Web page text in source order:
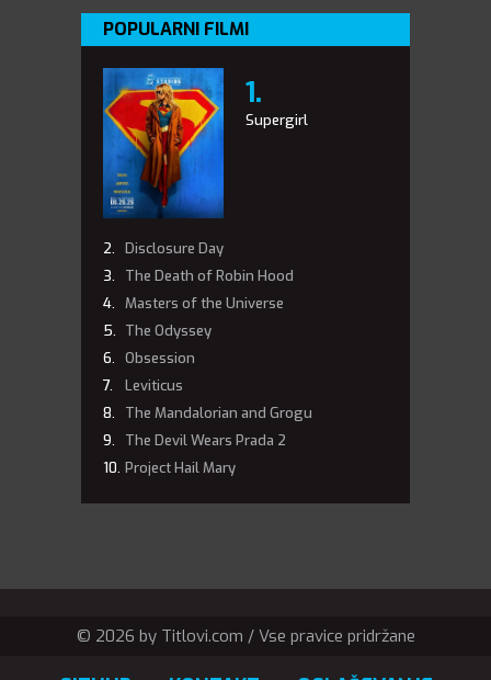
POPULARNI FILMI
Supergirl
Disclosure Day
The Death of Robin Hood
Masters of the Universe
The Odyssey
Obsession
Leviticus
The Mandalorian and Grogu
The Devil Wears Prada 2
Project Hail Mary
© 2026 by Titlovi.com / Vse pravice pridržane